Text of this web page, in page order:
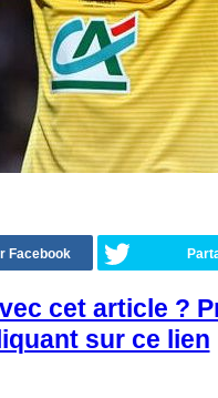
Facebook
cet article ?
sur ce lien